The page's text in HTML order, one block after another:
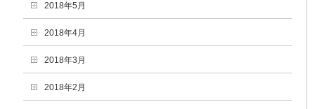
2018年5月
2018年4月
2018年3月
2018年2月